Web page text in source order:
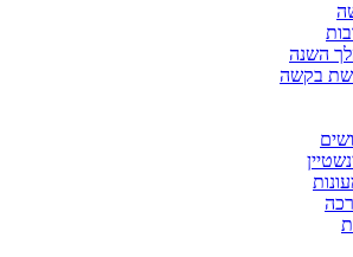
השנה
בקשה